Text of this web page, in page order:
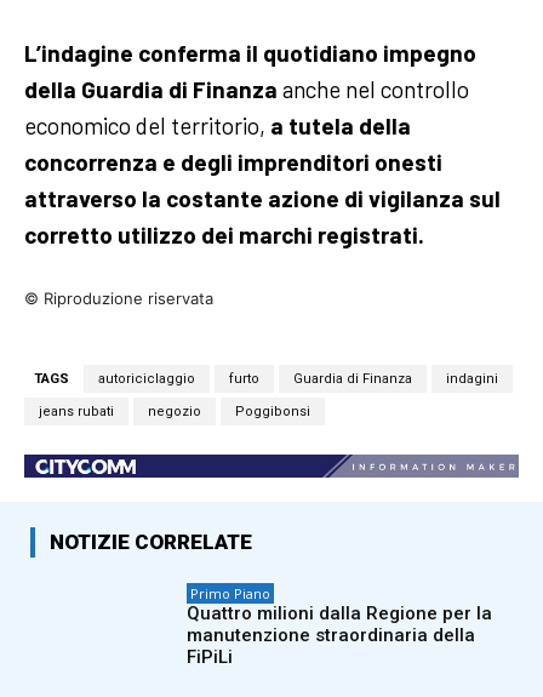
L’indagine conferma il quotidiano impegno
della Guardia di Finanza anche nel controllo
economico del territorio, a tutela della
concorrenza e degli imprenditori onesti
attraverso la costante azione di vigilanza sul
corretto utilizzo dei marchi registrati.
© Riproduzione riservata
TAGS autoriciclaggio furto Guardia di Finanza indagini
jeans rubati negozio Poggibonsi
NOTIZIE CORRELATE
Primo Piano
Quattro milioni dalla Regione per la
manutenzione straordinaria della
FiPiLi